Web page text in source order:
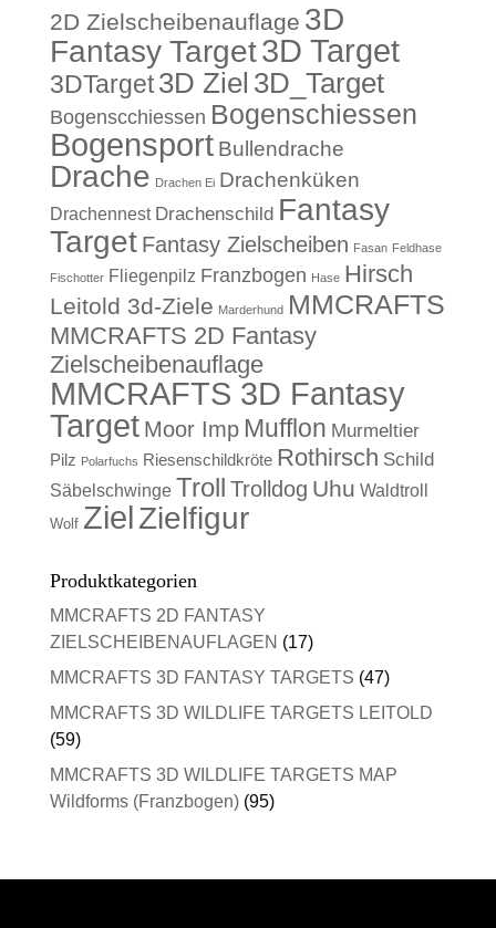
2D Zielscheibenauflage 3D
Fantasy Target3D Target
3DTarget 3D Ziel 3D_Target
Bogenscchiessen Bogenschiessen
Bogensport Bullendrache
Drache Drachen Ei Drachenküken
Drachennest Drachenschild Fantasy
Target Fantasy Zielscheiben Fasan Feldhase
Fischotter Fliegenpilz Franzbogen Hase Hirsch
Leitold 3d-Ziele Marderhund MMCRAFTS
MMCRAFTS 2D Fantasy
Zielscheibenauflage
MMCRAFTS 3D Fantasy
Target Moor Imp Mufflon Murmeltier
Pilz Polarfuchs Riesenschildkröte Rothirsch Schild
Säbelschwinge Troll Trolldog Uhu Waldtroll
Wolf ZielZielfigur
Produktkategorien
MMCRAFTS 2D FANTASY
ZIELSCHEIBENAUFLAGEN (17)
MMCRAFTS 3D FANTASY TARGETS (47)
MMCRAFTS 3D WILDLIFE TARGETS LEITOLD
(59)
MMCRAFTS 3D WILDLIFE TARGETS MAP
Wildforms (Franzbogen) (95)